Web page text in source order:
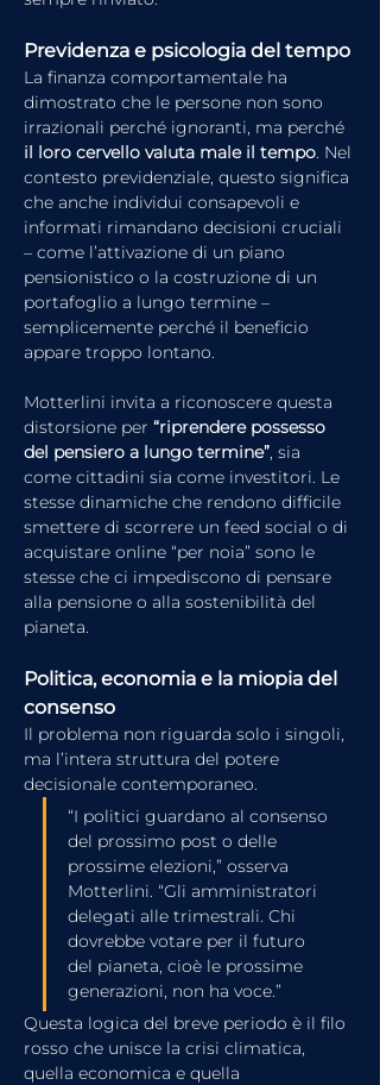
Previdenza e psicologia del tempo
La finanza comportamentale ha
dimostrato che le persone non sono
irrazionali perché ignoranti, ma perché
il loro cervello valuta male il tempo . Nel
contesto previdenziale, questo significa
che anche individui consapevoli e
informati rimandano decisioni cruciali
– come l’attivazione di un piano
pensionistico o la costruzione di un
portafoglio a lungo termine –
semplicemente perché il beneficio
appare troppo lontano.
Motterlini invita a riconoscere questa
distorsione per “riprendere possesso
del pensiero a lungo termine” , sia
come cittadini sia come investitori. Le
stesse dinamiche che rendono difficile
smettere di scorrere un feed social o di
acquistare online “per noia” sono le
stesse che ci impediscono di pensare
alla pensione o alla sostenibilità del
pianeta.
Politica, economia e la miopia del
consenso
Il problema non riguarda solo i singoli,
ma l’intera struttura del potere
decisionale contemporaneo.
“I politici guardano al consenso
del prossimo post o delle
prossime elezioni,” osserva
Motterlini. “Gli amministratori
delegati alle trimestrali. Chi
dovrebbe votare per il futuro
del pianeta, cioè le prossime
generazioni, non ha voce.”
Questa logica del breve periodo è il filo
rosso che unisce la crisi climatica,
quella economica e quella